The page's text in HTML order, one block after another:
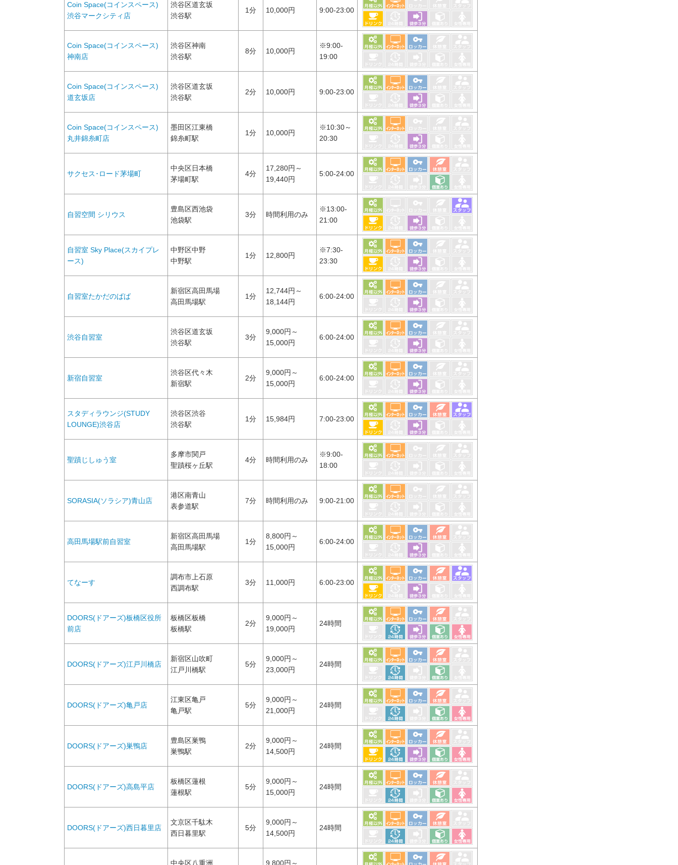
Coin Space(コインスペース)
渋谷マークシティ店
渋谷区道玄坂
渋谷駅
1分 10,000円 9:00-23:00
Coin Space(コインスペース)
神南店
渋谷区神南
渋谷駅
8分 10,000円
※9:00-
19:00
Coin Space(コインスペース)
道玄坂店
渋谷区道玄坂
渋谷駅
2分 10,000円 9:00-23:00
Coin Space(コインスペース)
丸井錦糸町店
墨田区江東橋
錦糸町駅
1分 10,000円
※10:30～
20:30
サクセス･ロード茅場町
中央区日本橋
茅場町駅
4分
17,280円～
19,440円
5:00-24:00
自習空間 シリウス
豊島区西池袋
池袋駅
3分 時間利用のみ
※13:00-
21:00
自習室 Sky Place(スカイプレ
ース)
中野区中野
中野駅
1分 12,800円
※7:30-
23:30
自習室たかだのばば
新宿区高田馬場
高田馬場駅
1分
12,744円～
18,144円
6:00-24:00
渋谷自習室
渋谷区道玄坂
渋谷駅
3分
9,000円～
15,000円
6:00-24:00
新宿自習室
渋谷区代々木
新宿駅
2分
9,000円～
15,000円
6:00-24:00
スタディラウンジ(STUDY
LOUNGE)渋谷店
渋谷区渋谷
渋谷駅
1分 15,984円 7:00-23:00
聖蹟じしゅう室
多摩市関戸
聖蹟桜ヶ丘駅
4分 時間利用のみ
※9:00-
18:00
SORASIA(ソラシア)青山店
港区南青山
表参道駅
7分 時間利用のみ 9:00-21:00
高田馬場駅前自習室
新宿区高田馬場
高田馬場駅
1分
8,800円～
15,000円
6:00-24:00
てなーす
調布市上石原
西調布駅
3分 11,000円 6:00-23:00
DOORS(ドアーズ)板橋区役所
前店
板橋区板橋
板橋駅
2分
9,000円～
19,000円
24時間
DOORS(ドアーズ)江戸川橋店
新宿区山吹町
江戸川橋駅
5分
9,000円～
23,000円
24時間
DOORS(ドアーズ)亀戸店
江東区亀戸
亀戸駅
5分
9,000円～
21,000円
24時間
DOORS(ドアーズ)巣鴨店
豊島区巣鴨
巣鴨駅
2分
9,000円～
14,500円
24時間
DOORS(ドアーズ)高島平店
板橋区蓮根
蓮根駅
5分
9,000円～
15,000円
24時間
DOORS(ドアーズ)西日暮里店
文京区千駄木
西日暮里駅
5分
9,000円～
14,500円
24時間
中央区八重洲 9,800円～